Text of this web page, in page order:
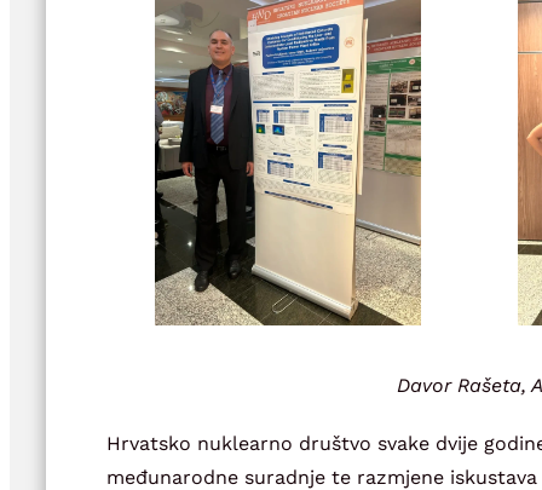
Davor Rašeta,
Hrvatsko nuklearno društvo svake dvije
međunarodne suradnje te razmjene